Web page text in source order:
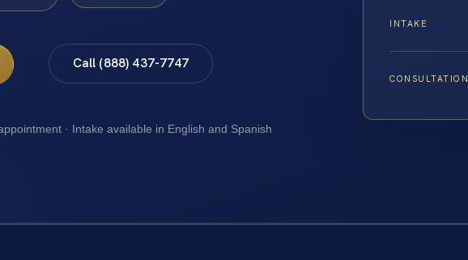
Call (888) 437-7747
· Intake available in English and Spanish
INTAKE
CONSULTATION